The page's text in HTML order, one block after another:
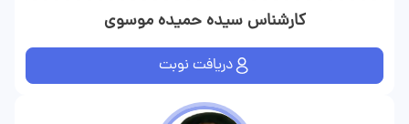
کارشناس سیده حمیده موسوی
دریافت نوبت